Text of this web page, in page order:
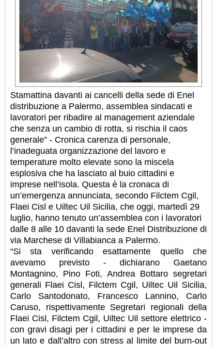
Stamattina davanti ai cancelli della sede di Enel
distribuzione a Palermo, assemblea sindacati e
lavoratori per ribadire al management aziendale
che senza un cambio di rotta, si rischia il caos
generale” - Cronica carenza di personale,
l’inadeguata organizzazione del lavoro e
temperature molto elevate sono la miscela
esplosiva che ha lasciato al buio cittadini e
imprese nell’isola. Questa è la cronaca di
un’emergenza annunciata, secondo Filctem Cgil,
Flaei Cisl e Uiltec Uil Sicilia, che oggi, martedì 29
luglio, hanno tenuto un’assemblea con i lavoratori
dalle 8 alle 10 davanti la sede Enel Distribuzione di
via Marchese di Villabianca a Palermo.
“Si sta verificando esattamente quello che
avevamo previsto - dichiarano Gaetano
Montagnino, Pino Foti, Andrea Bottaro segretari
generali Flaei Cisl, Filctem Cgil, Uiltec Uil Sicilia,
Carlo Santodonato, Francesco Lannino, Carlo
Caruso, rispettivamente Segretari regionali della
Flaei Cisl, Filctem Cgil, Uiltec Uil settore elettrico -
con gravi disagi per i cittadini e per le imprese da
un lato e dall’altro con stress al limite del burn-out